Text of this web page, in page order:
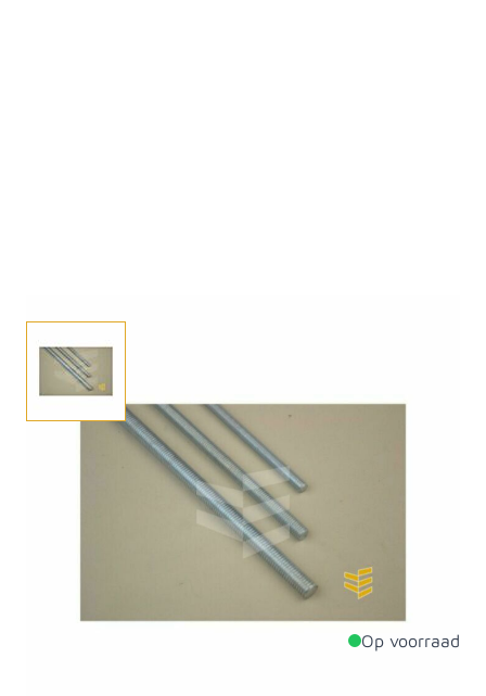
Deze draadstang galv. verzinkt M12x1000 kunt u
gebruiken om twee of meer delen stevig aan elkaar te
verbinden. Ook kunt u een draadstang gebruiken bij
het opvangen van zware belastingen in houten
constructies.Bestel vandaag uw draadstang en creëer
sterke verbindingen in uw project!
Op voorraad